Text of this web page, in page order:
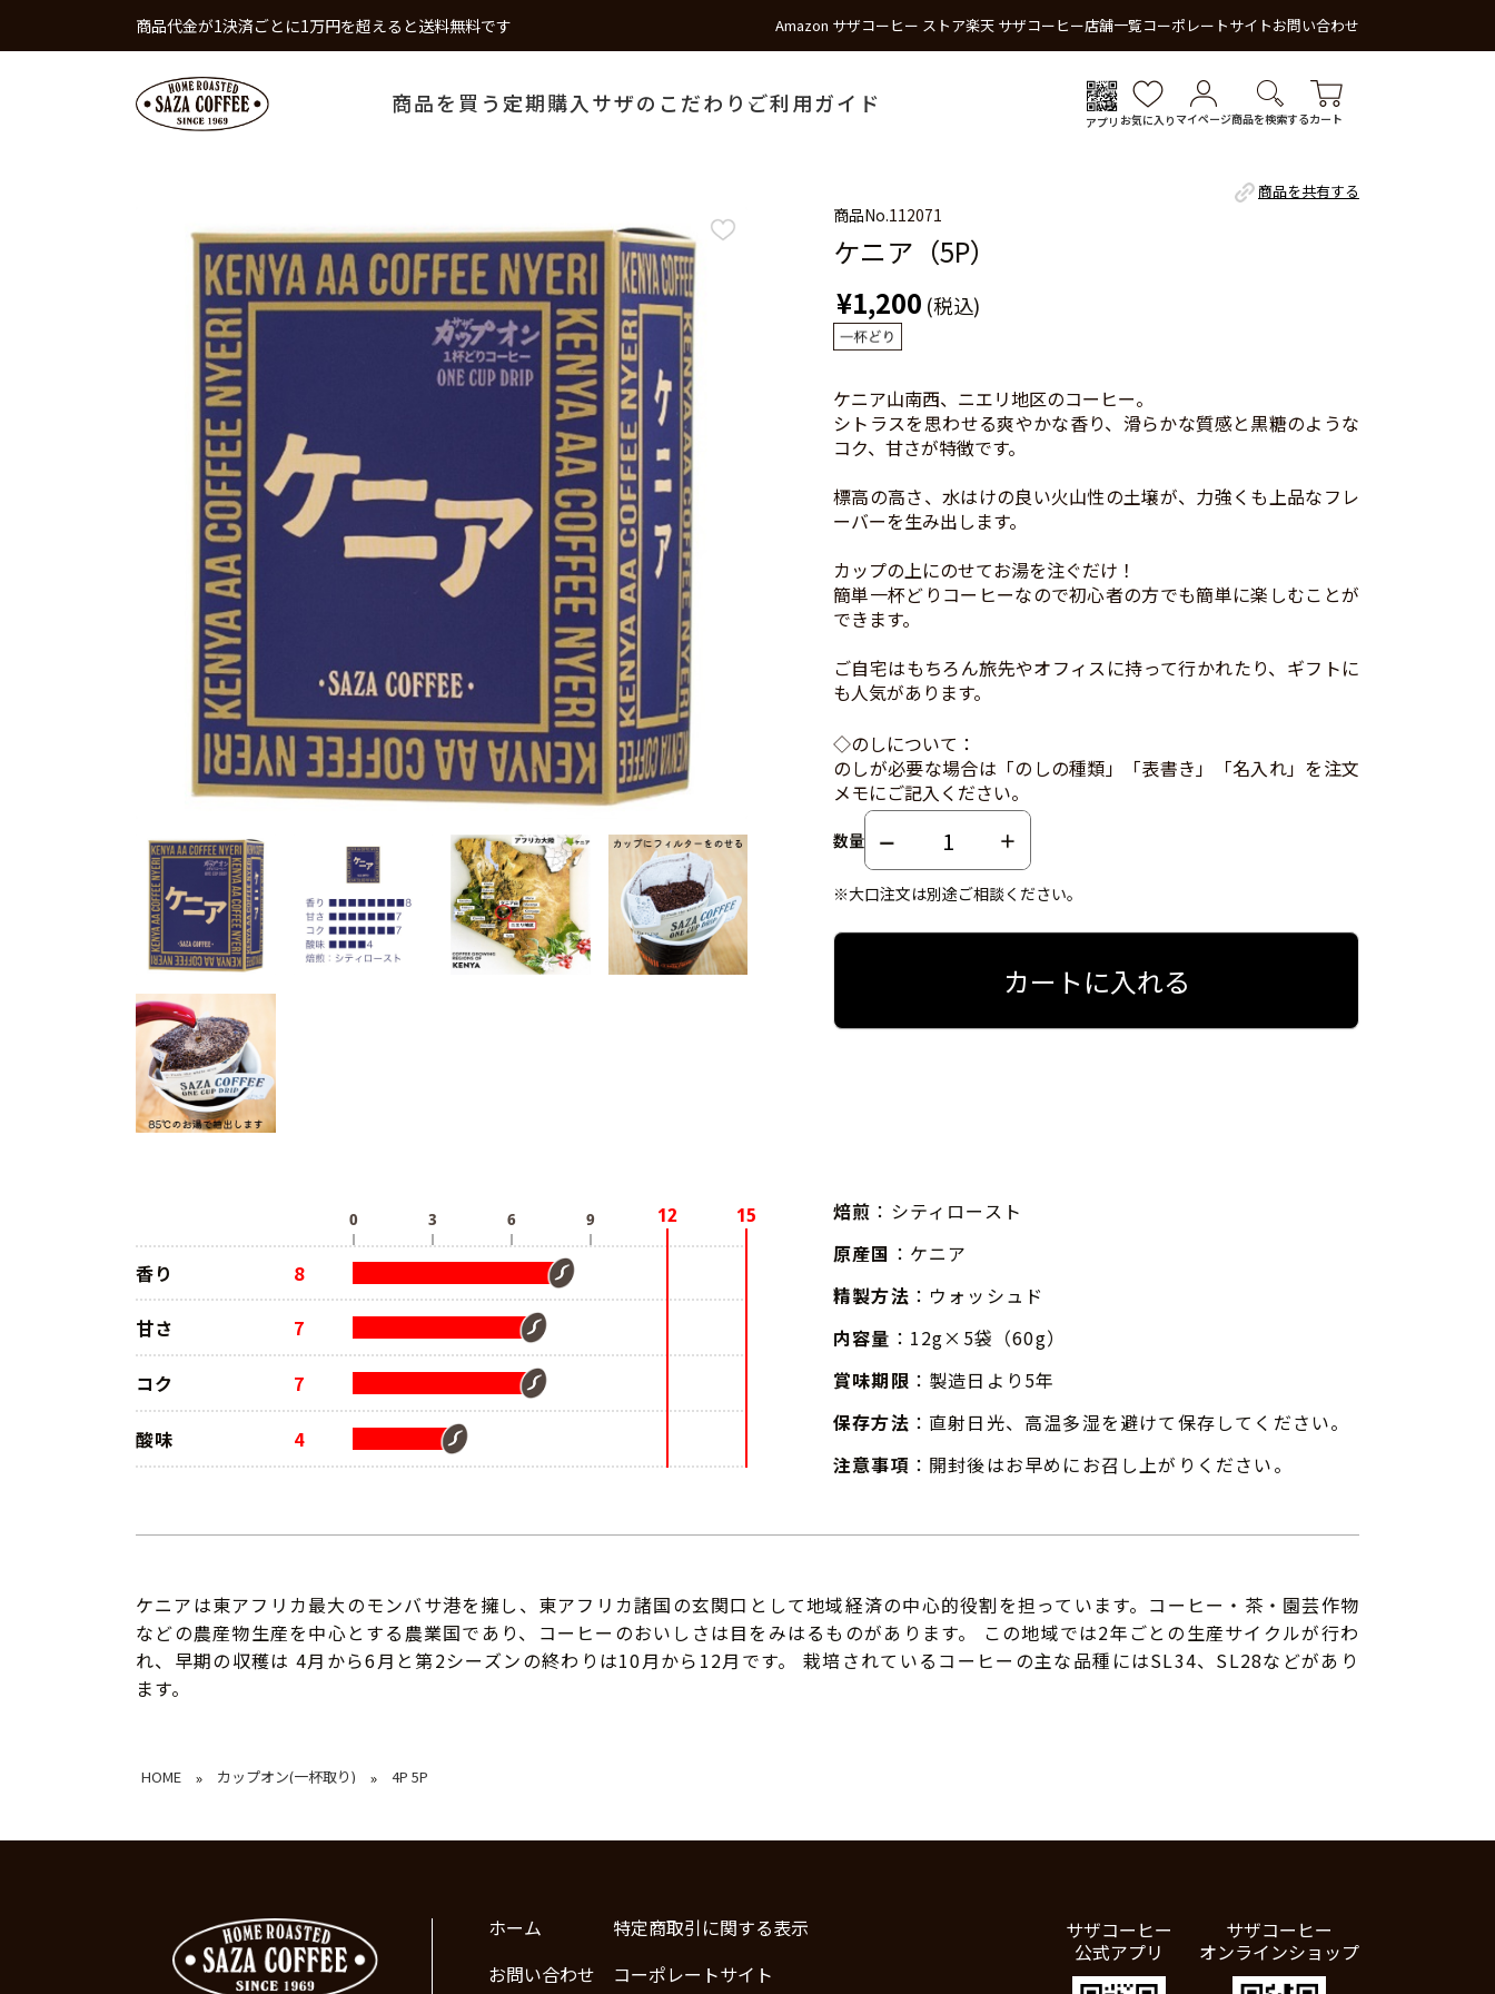
商品代金が1決済ごとに1万円を超えると送料無料です Amazon サザコーヒー ストア楽天 サザコーヒー店舗一覧コーポレートサイトお問い合わせ
商品を買う 定期購入 サザのこだわり ご利用ガイド
アプリ お気に入り マイページ商品を検索するカート
商品を共有する
商品No.112071
ケニア（5P）
¥1,200 (税込)
ケニア山南西、ニエリ地区のコーヒー。
シトラスを思わせる爽やかな香り、滑らかな質感と黒糖のような
コク、甘さが特徴です。
標高の高さ、水はけの良い火山性の土壌が、力強くも上品なフレ
ーバーを生み出します。
カップの上にのせてお湯を注ぐだけ！
簡単一杯どりコーヒーなので初心者の方でも簡単に楽しむことが
できます。
ご自宅はもちろん旅先やオフィスに持って行かれたり、ギフトに
も人気があります。
◇のしについて：
のしが必要な場合は「のしの種類」「表書き」「名入れ」を注文
メモにご記入ください。
数量
※大口注文は別途ご相談ください。
カートに入れる
香り 8
甘さ 7
コク 7
酸味 4
焙煎 ：シティロースト
原産国 ：ケニア
精製方法 ：ウォッシュド
内容量 ：12g×5袋（60g）
賞味期限 ：製造日より5年
保存方法 ：直射日光、高温多湿を避けて保存してください。
注意事項 ：開封後はお早めにお召し上がりください。
ケニアは東アフリカ最大のモンバサ港を擁し、東アフリカ諸国の玄関口として地域経済の中心的役割を担っています。コーヒー・茶・園芸作物
などの農産物生産を中心とする農業国であり、コーヒーのおいしさは目をみはるものがあります。 この地域では2年ごとの生産サイクルが行わ
れ、早期の収穫は 4月から6月と第2シーズンの終わりは10月から12月です。 栽培されているコーヒーの主な品種にはSL34、SL28などがあり
ます。
HOME » カップオン(一杯取り) » 4P 5P
ホーム
お問い合わせ
特定商取引に関する表示
コーポレートサイト
サザコーヒー
公式アプリ
サザコーヒー
オンラインショップ